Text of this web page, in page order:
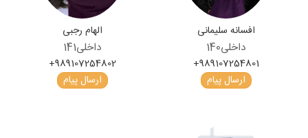
افسانه سلیمانی
داخلی140
+989107254801
ارسال پیام
الهام رجبی
داخلی141
+989107254802
ارسال پیام